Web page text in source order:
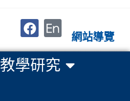
網站導覽
教學研究